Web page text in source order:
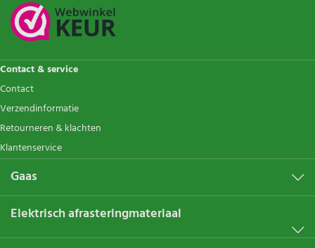
Contact & service
Contact
Verzendinformatie
Retourneren & klachten
Klantenservice
Gaas
Elektrisch afrasteringmateriaal